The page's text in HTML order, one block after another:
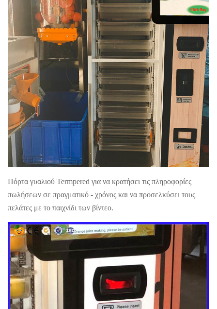
Αυτόματος τρόπος
Αυτόματο φλυτζάνι
καπακιών φλυτζανιών
Μέθοδος καθαρισμού
Πλύσιμο αυτό μέσω του
νερού
Κύριος χρόνος 15-20 ημέρες
χρόνος ναυτιλίας 20-25 ημέρες
Σφραγίζοντας φλυτζάνι/
κάλυψη
Και οι δύο διαθέσιμοι
Πόρτα γυαλιού Termpered για να κρατήσει τις πληροφορίες
πωλήσεων σε πραγματικό - χρόνος και να προσελκύσει τους
πελάτες με το παιχνίδι των βίντεο.